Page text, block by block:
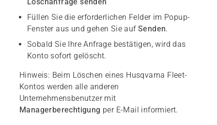
Füllen Sie die erforderlichen Felder im Popup-
Fenster aus und gehen Sie auf Senden.
Sobald Sie Ihre Anfrage bestätigen, wird das
Konto sofort gelöscht.
Hinweis: Beim Löschen eines Husqvarna Fleet-
Kontos werden alle anderen
Unternehmensbenutzer mit
Managerberechtigung per E-Mail informiert.